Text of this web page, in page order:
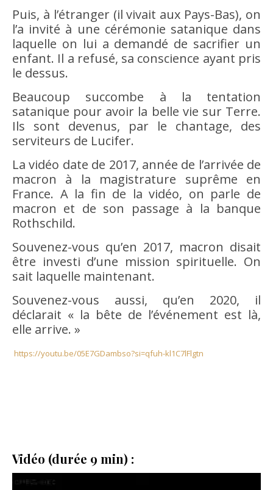
Puis, à l’étranger (il vivait aux Pays-Bas), on
l’a invité à une cérémonie satanique dans
laquelle on lui a demandé de sacrifier un
enfant. Il a refusé, sa conscience ayant pris
le dessus.
Beaucoup succombe à la tentation
satanique pour avoir la belle vie sur Terre.
Ils sont devenus, par le chantage, des
serviteurs de Lucifer.
La vidéo date de 2017, année de l’arrivée de
macron à la magistrature suprême en
France. A la fin de la vidéo, on parle de
macron et de son passage à la banque
Rothschild.
Souvenez-vous qu’en 2017, macron disait
être investi d’une mission spirituelle. On
sait laquelle maintenant.
Souvenez-vous aussi, qu’en 2020, il
déclarait « la bête de l’événement est là,
elle arrive. »
https://youtu.be/05E7GDambso?si=qfuh-kl1C7lFlgtn
Vidéo (durée 9 min) :